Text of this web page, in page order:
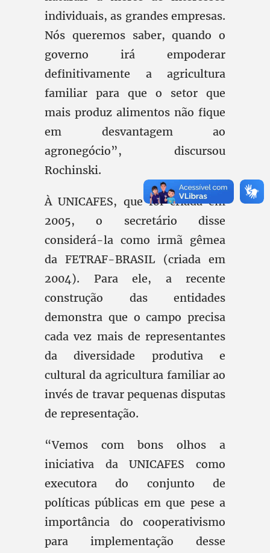
individuais, as grandes empresas.
Nós queremos saber, quando o
governo irá empoderar
definitivamente a agricultura
familiar para que o setor que
mais produz alimentos não fique
em desvantagem ao
agronegócio”, discursou
Rochinski.
À UNICAFES, que foi criada em
2005, o secretário disse
considerá-la como irmã gêmea
da FETRAF-BRASIL (criada em
2004). Para ele, a recente
construção das entidades
demonstra que o campo precisa
cada vez mais de representantes
da diversidade produtiva e
cultural da agricultura familiar ao
invés de travar pequenas disputas
de representação.
“Vemos com bons olhos a
iniciativa da UNICAFES como
executora do conjunto de
políticas públicas em que pese a
importância do cooperativismo
para implementação desse